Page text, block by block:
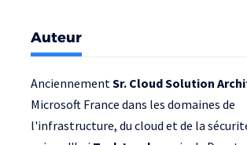
Auteur
AnciennementSr. Cloud Solution
Microsoft France dans les domaines de
l'infrastructure, du cloud et de la